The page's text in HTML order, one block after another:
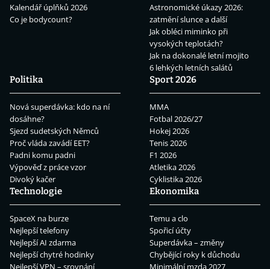
Kalendář úplňků 2026
Co je bodycount?
Astronomické úkazy 2026:
zatmění slunce a další
Jak obléci miminko při
vysokých teplotách?
Jak na dokonalé letní mojito
6 lehkých letních salátů
Politika
Nová superdávka: kdo na ní
dosáhne?
Sjezd sudetských Němců
Proč vláda zavádí EET?
Padni komu padni
Výpověď z práce vzor
Divoký kačer
Sport 2026
MMA
Fotbal 2026/27
Hokej 2026
Tenis 2026
F1 2026
Atletika 2026
Cyklistika 2026
Technologie
SpaceX na burze
Nejlepší telefony
Nejlepší AI zdarma
Nejlepší chytré hodinky
Nejlepší VPN – srovnání
Ekonomika
Temu a clo
Spořicí účty
Superdávka – změny
Chybějící roky k důchodu
Minimální mzda 2027